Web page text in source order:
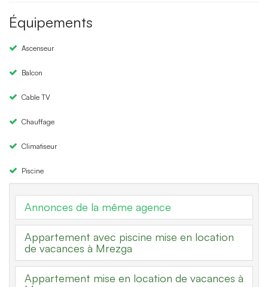
Équipements
Ascenseur
Balcon
Cable TV
Chauffage
Climatiseur
Piscine
Annonces de la même agence
Appartement avec piscine mise en location
de vacances à Mrezga
Appartement mise en location de vacances à